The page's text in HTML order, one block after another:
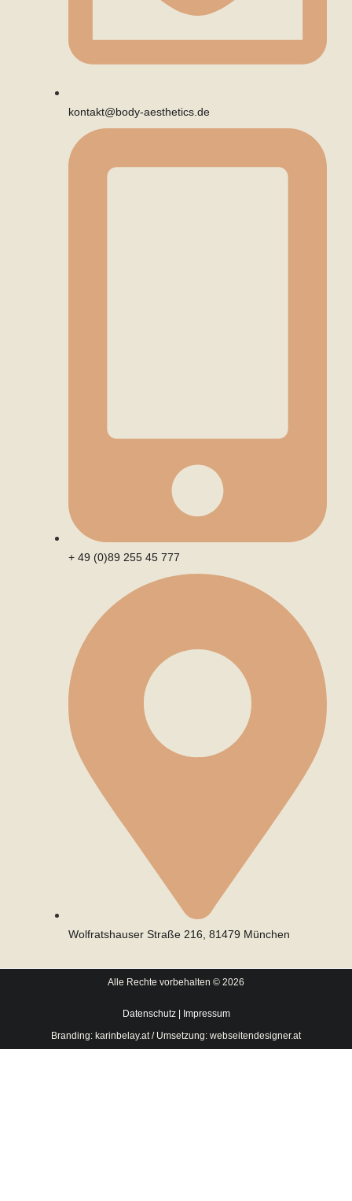
kontakt@body-aesthetics.de
+ 49 (0)89 255 45 777
Wolfratshauser Straße 216, 81479 München
Alle Rechte vorbehalten © 2026
Datenschutz|
Impressum
Branding: karinbelay.at / Umsetzung: webseitendesigner.at